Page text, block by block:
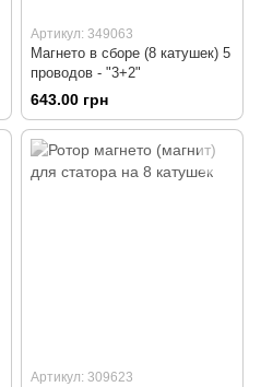
Артикул: 349063
Магнето в сборе (8 катушек) 5
проводов - "3+2"
643.00 грн
Артикул: 309623